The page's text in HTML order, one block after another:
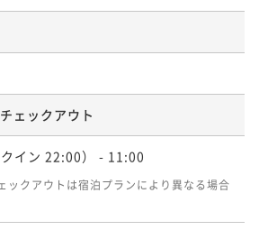
ェックアウト
イン 22:00） - 11:00
ックアウトは宿泊プランにより異なる場合